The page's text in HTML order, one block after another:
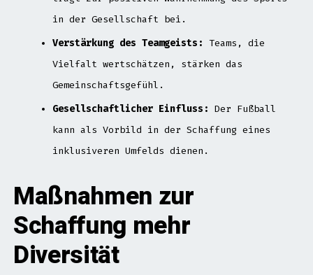
in der Gesellschaft bei.
Verstärkung des Teamgeists: Teams, die
Vielfalt wertschätzen, stärken das
Gemeinschaftsgefühl.
Gesellschaftlicher Einfluss: Der Fußball
kann als Vorbild in der Schaffung eines
inklusiveren Umfelds dienen.
Maßnahmen zur
Schaffung mehr
Diversität